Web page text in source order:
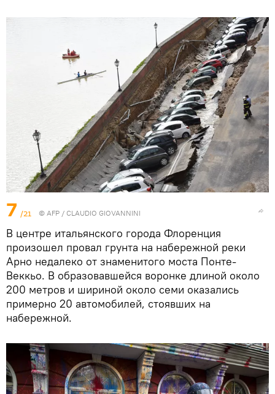
7 /21 © AFP / CLAUDIO GIOVANNINI
В центре итальянского города Флоренция
произошел провал грунта на набережной реки
Арно недалеко от знаменитого моста Понте-
Веккьо. В образовавшейся воронке длиной около
200 метров и шириной около семи оказались
примерно 20 автомобилей, стоявших на
набережной.